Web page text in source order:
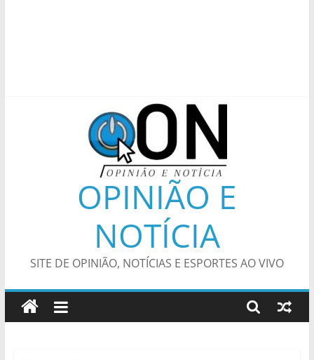
OPINIÃO E
NOTÍCIA
SITE DE OPINIÃO, NOTÍCIAS E ESPORTES AO VIVO